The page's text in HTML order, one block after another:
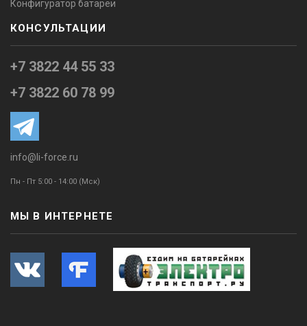
Конфигуратор батареи
КОНСУЛЬТАЦИИ
+7 3822 44 55 33
+7 3822 60 78 99
info@li-force.ru
Пн - Пт 5:00 - 14:00 (Мск)
МЫ В ИНТЕРНЕТЕ